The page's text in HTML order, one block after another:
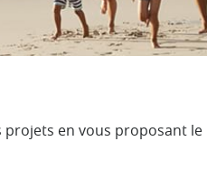
en vous proposant